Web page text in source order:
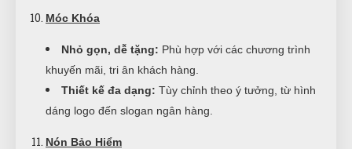
Móc Khóa
Nhỏ gọn, dễ tặng: Phù hợp với các chương trình
khuyến mãi, tri ân khách hàng.
Thiết kế đa dạng: Tùy chỉnh theo ý tưởng, từ hình
dáng logo đến slogan ngân hàng.
Nón Bảo Hiểm